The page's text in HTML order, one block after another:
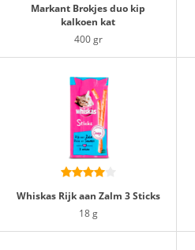
Markant Brokjes duo kip
kalkoen kat
400 gr
Whiskas Rijk aan Zalm 3 Sticks
18 g